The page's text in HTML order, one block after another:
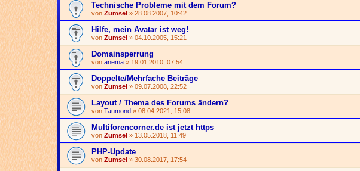
Technische Probleme mit dem Forum?
von Zumsel » 28.08.2007, 10:42
Hilfe, mein Avatar ist weg!
von Zumsel » 04.10.2005, 15:21
Domainsperrung
von anema » 19.01.2010, 07:54
Doppelte/Mehrfache Beiträge
von Zumsel » 09.07.2008, 22:52
Layout / Thema des Forums ändern?
von Taumond » 08.04.2021, 15:08
Multiforencorner.de ist jetzt https
von Zumsel » 13.05.2018, 11:49
PHP-Update
von Zumsel » 30.08.2017, 17:54